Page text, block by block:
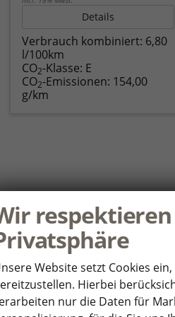
Details
Verbrauch kombiniert: 6,80
l/100km
CO2-Klasse: E
CO2-Emissionen: 154,00
g/km
haben noch
Sie uns Ihre Anfrage über
WUNSCHFAHRZEUG
Website setzt Cookies
Hierbei
nur die Daten für